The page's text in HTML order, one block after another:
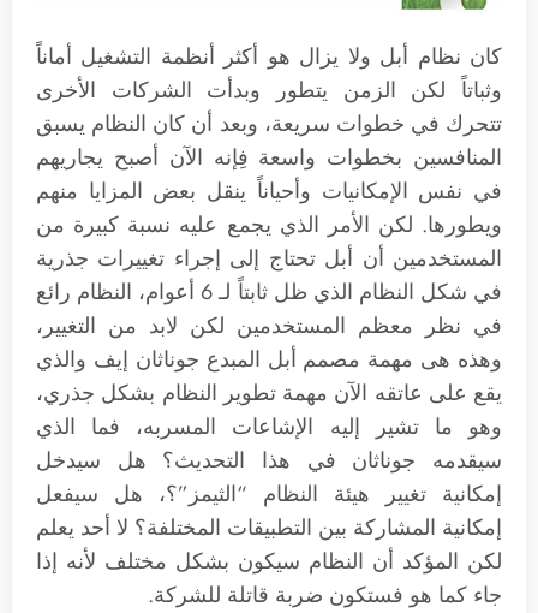
كان نظام أبل ولا يزال هو أكثر أنظمة التشغيل أماناً
وثباتاً لكن الزمن يتطور وبدأت الشركات الأخرى
تتحرك في خطوات سريعة، وبعد أن كان النظام يسبق
المنافسين بخطوات واسعة فِإنه الآن أصبح يجاريهم
في نفس الإمكانيات وأحياناً ينقل بعض المزايا منهم
ويطورها. لكن الأمر الذي يجمع عليه نسبة كبيرة من
المستخدمين أن أبل تحتاج إلى إجراء تغييرات جذرية
في شكل النظام الذي ظل ثابتاً لـ 6 أعوام، النظام رائع
في نظر معظم المستخدمين لكن لابد من التغيير،
وهذه هى مهمة مصمم أبل المبدع جوناثان إيف والذي
يقع على عاتقه الآن مهمة تطوير النظام بشكل جذري،
وهو ما تشير إليه الإشاعات المسربه، فما الذي
سيقدمه جوناثان في هذا التحديث؟ هل سيدخل
إمكانية تغيير هيئة النظام “الثيمز”؟، هل سيفعل
إمكانية المشاركة بين التطبيقات المختلفة؟ لا أحد يعلم
لكن المؤكد أن النظام سيكون بشكل مختلف لأنه إذا
جاء كما هو فستكون ضربة قاتلة للشركة.